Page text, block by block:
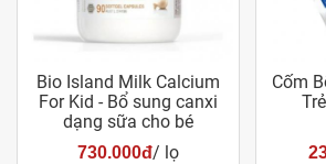
Bio Island Milk Calcium
For Kid - Bổ sung canxi
dạng sữa cho bé
730.000đ/ lọ
Cốm